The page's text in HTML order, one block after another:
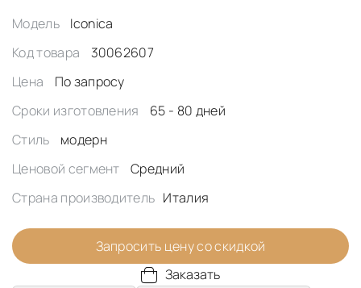
Модель
Iconica
Код товара
30062607
Цена
По запросу
Сроки изготовления
65 - 80 дней
Стиль
модерн
Ценовой сегмент
Средний
Страна производитель Италия
Запросить цену со скидкой
Заказать